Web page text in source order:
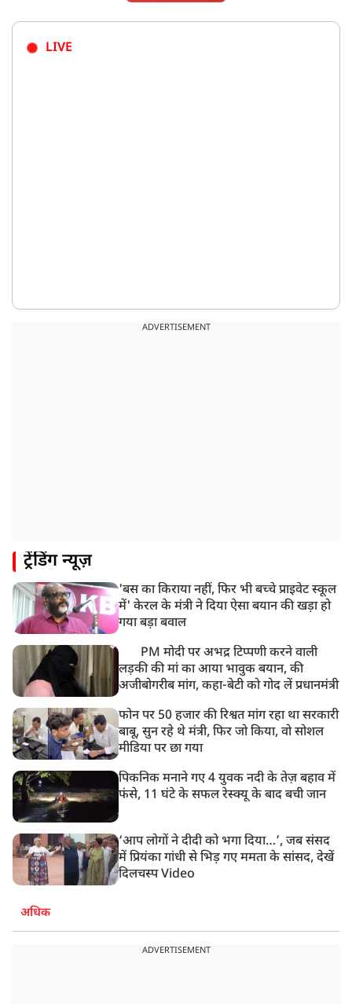
LIVE
ADVERTISEMENT
ट्रेंडिंग न्यूज़
'बस का किराया नहीं, फिर भी बच्चे प्राइवेट स्कूल
में' केरल के मंत्री ने दिया ऐसा बयान की खड़ा हो
गया बड़ा बवाल
PM मोदी पर अभद्र टिप्पणी करने वाली
लड़की की मां का आया भावुक बयान, की
अजीबोगरीब मांग, कहा-बेटी को गोद लें प्रधानमंत्री
फोन पर 50 हजार की रिश्वत मांग रहा था सरकारी
बाबू, सुन रहे थे मंत्री, फिर जो किया, वो सोशल
मीडिया पर छा गया
पिकनिक मनाने गए 4 युवक नदी के तेज़ बहाव में
फंसे, 11 घंटे के सफल रेस्क्यू के बाद बची जान
‘आप लोगों ने दीदी को भगा दिया…’, जब संसद
में प्रियंका गांधी से भिड़ गए ममता के सांसद, देखें
दिलचस्प Video
अधिक
ADVERTISEMENT